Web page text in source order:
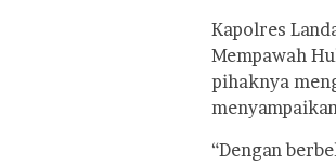
Kapolres
Mempawah
pihaknya
“Dengan